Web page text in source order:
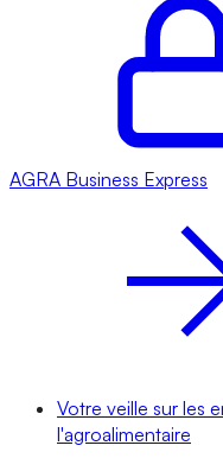
AGRA Business Express
Votre veille sur les
l'agroalimentaire